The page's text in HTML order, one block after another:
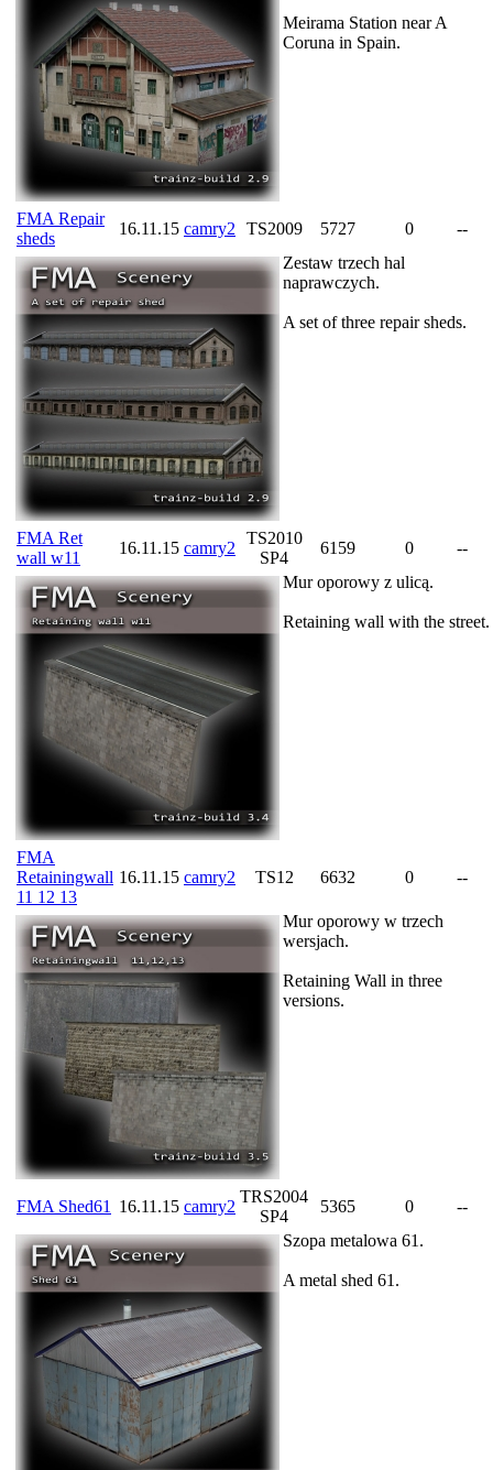
Meirama Station near A
Coruna in Spain.
FMA Repair
sheds
16.11.15 camry2 TS2009 5727 0
--
Zestaw trzech hal
naprawczych.
A set of three repair sheds.
FMA Ret
wall w11
16.11.15 camry2
TS2010
SP4
6159 0
--
Mur oporowy z ulicą.
Retaining wall with the street.
FMA
Retainingwall
11 12 13
16.11.15 camry2 TS12 6632 0 --
Mur oporowy w trzech
wersjach.
Retaining Wall in three
versions.
FMA Shed61 16.11.15 camry2
TRS2004
SP4
5365 0
--
Szopa metalowa 61.
A metal shed 61.